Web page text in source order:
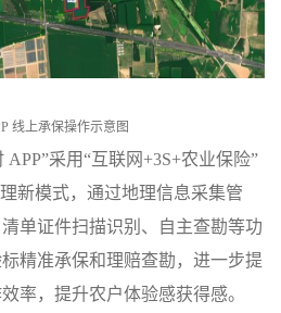
线上承保操作示意图
APP”采用“互联网 +3S+农业保险”
新模式，通过地理信息采集管
单证件扫描识别、自主查勘等功
精准承保和理赔查勘，进一步提
率，提升农户体验感获得感。